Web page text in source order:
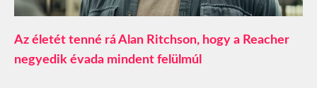
Az életét tenné rá Alan Ritchson, hogy a Reacher
negyedik évada mindent felülmúl